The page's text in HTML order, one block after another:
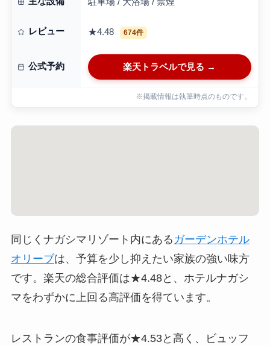
レビュー ★4.48 674件
公式予約 楽天トラベルで見る →
※掲載情報は執筆時点のものです。
同じくナガシマリゾート内にある ガーデンホテル
オリーブは、予算を少し抑えたい家族の強い味方
です。楽天の総合評価は★4.48と、ホテルナガシ
マをわずかに上回る高評価を得ています。
レストランの食事評価が★4.53と高く、ビュッフ